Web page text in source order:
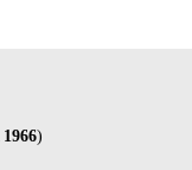
1966)